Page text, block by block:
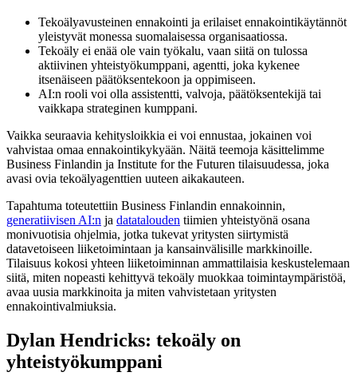
Tekoälyavusteinen ennakointi ja erilaiset ennakointikäytännöt
yleistyvät monessa suomalaisessa organisaatiossa.
Tekoäly ei enää ole vain työkalu, vaan siitä on tulossa
aktiivinen yhteistyökumppani, agentti, joka kykenee
itsenäiseen päätöksentekoon ja oppimiseen.
AI:n rooli voi olla assistentti, valvoja, päätöksentekijä tai
vaikkapa strateginen kumppani.
Vaikka seuraavia kehitysloikkia ei voi ennustaa, jokainen voi
vahvistaa omaa ennakointikykyään. Näitä teemoja käsittelimme
Business Finlandin ja Institute for the Futuren tilaisuudessa, joka
avasi ovia tekoälyagenttien uuteen aikakauteen.
Tapahtuma toteutettiin Business Finlandin ennakoinnin,
generatiivisen AI:n ja datatalouden tiimien yhteistyönä osana
monivuotisia ohjelmia, jotka tukevat yritysten siirtymistä
datavetoiseen liiketoimintaan ja kansainvälisille markkinoille.
Tilaisuus kokosi yhteen liiketoiminnan ammattilaisia keskustelemaan
siitä, miten nopeasti kehittyvä tekoäly muokkaa toimintaympäristöä,
avaa uusia markkinoita ja miten vahvistetaan yritysten
ennakointivalmiuksia.
Dylan Hendricks: tekoäly on
yhteistyökumppani